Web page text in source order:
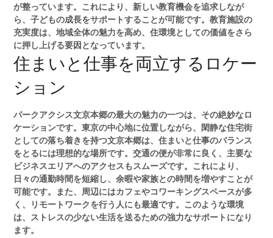
が整っています。これにより、新しい教育機会を追求しなが
ら、子どもの成長をサポートすることが可能です。教育施設の
充実度は、地域全体の魅力を高め、住環境としての価値をさら
に押し上げる要因となっています。
住まいと仕事を両立するロケー
ション
パークアクシス文京本郷の最大の魅力の一つは、その絶妙なロ
ケーションです。東京の中心地に位置しながら、閑静な住宅街
としての落ち着きを持つ文京本郷は、住まいと仕事のバランス
をとるには理想的な場所です。交通の便が非常に良く、主要な
ビジネスエリアへのアクセスもスムーズです。これにより、
日々の通勤時間を短縮し、余暇や家族との時間を増やすことが
可能です。また、周辺にはカフェやコワーキングスペースが多
く、リモートワークを行う人にも最適です。このような環境
は、ストレスの少ない生活を送るための強力なサポートになり
ます。